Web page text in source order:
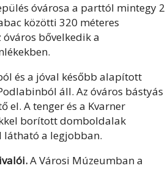
óvárosa a parttól mintegy 2
közötti 320 méteres
bővelkedik a
és a jóval később alapított
áll. Az óváros bástyás
el. A tenger és a Kvarner
borított domboldalak
látható a legjobban.
A Városi Múzeumban a